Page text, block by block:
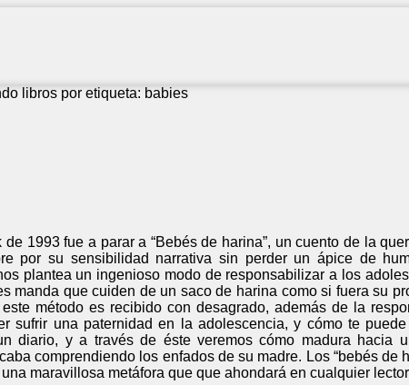
libros por etiqueta: babies
1993 fue a parar a “Bebés de harina”, un cuento de la
por su sensibilidad narrativa sin perder un ápice de
plantea un ingenioso modo de responsabilizar a los
manda que cuiden de un saco de harina como si fuera su
método es recibido con desagrado, además de la
sufrir una paternidad en la adolescencia, y cómo te
diario, y a través de éste veremos cómo madura hacia
comprendiendo los enfados de su madre. Los “bebés de
maravillosa metáfora que que ahondará en cualquier